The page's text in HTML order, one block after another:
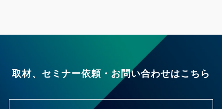
取材、セミナー依頼・お問い合わせはこちら